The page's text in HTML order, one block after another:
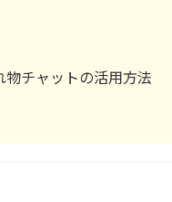
チャットの活用方法